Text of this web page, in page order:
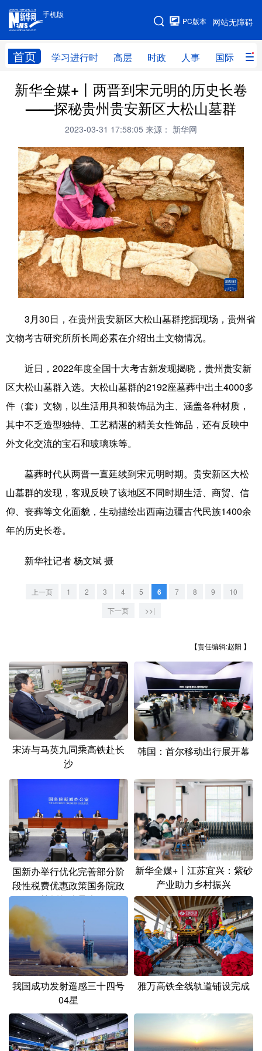
手机版
网站无障碍
PC版本
首页 学习进行时 高层 时政 人事 国际 财
手机版
网站地图
学习进行时 高层 时政 人事
国际 财经 网评 港澳
全球连线
科技 科创 量子 体育
文化 书画 健康 军事
访谈 视频 图片 政务
法律 中央文件 金融 汽车
食品 人居 信息化 数字经济
学术中国 乡村振兴 银龄 溯源中国
彩票 娱乐 时尚
文化产业
地方频道
辽宁 吉林 上海 江苏
浙江 安徽 福建
山东
广西
青海
多语种频道
English Español Français عربى
Русский язык 日本語 한국어
Deutsch Português
新华全媒+丨两晋到宋元明的历史长卷
——探秘贵州贵安新区大松山墓群
2023-03-31 17:58:05 来源： 新华网
3月30日，在贵州贵安新区大松山墓群挖掘现场，贵州省
文物考古研究所所长周必素在介绍出土文物情况。
近日，2022年度全国十大考古新发现揭晓，贵州贵安新
区大松山墓群入选。大松山墓群的2192座墓葬中出土4000多
件（套）文物，以生活用具和装饰品为主、涵盖各种材质，
其中不乏造型独特、工艺精湛的精美女性饰品，还有反映中
外文化交流的宝石和玻璃珠等。
墓葬时代从两晋一直延续到宋元明时期。贵安新区大松
山墓群的发现，客观反映了该地区不同时期生活、商贸、信
仰、丧葬等文化面貌，生动描绘出西南边疆古代民族1400余
年的历史长卷。
新华社记者 杨文斌 摄
上一页 1 2 3 4 5 6 7 8 9
10
下一页
>>|
【责任编辑:赵阳 】
宋涛与马英九同乘高铁赴长
沙
韩国：首尔移动出行展开幕
国新办举行优化完善部分阶
段性税费优惠政策国务院政
策例行吹风会
新华全媒+丨江苏宜兴：紫砂
产业助力乡村振兴
我国成功发射遥感三十四号
04星
雅万高铁全线轨道铺设完成